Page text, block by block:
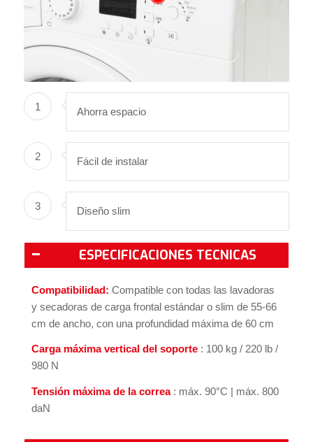
1 Ahorra espacio
2 Fácil de instalar
3 Diseño slim
ESPECIFICACIONES TECNICAS
Compatibilidad: Compatible con todas las lavadoras
y secadoras de carga frontal estándar o slim de 55-66
cm de ancho, con una profundidad máxima de 60 cm
Carga máxima vertical del soporte: 100 kg / 220 lb /
980 N
Tensión máxima de la correa: máx. 90°C | máx. 800
daN